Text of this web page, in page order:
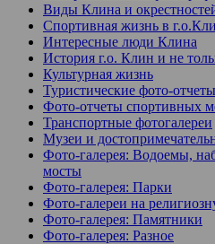
Виды Клина и
Спортивная жизнь в
Интересные люди Клина
История г.о. Клин и не
Культурная жизнь
Туристические фото-отчеты
Фото-отчеты спортивных
Транспортные фотогалереи
Музеи и
Фото-галерея: Водоемы,
мосты
Фото-галерея: Парки
Фото-галереи на
Фото-галерея: Памятники
Фото-галерея: Разное